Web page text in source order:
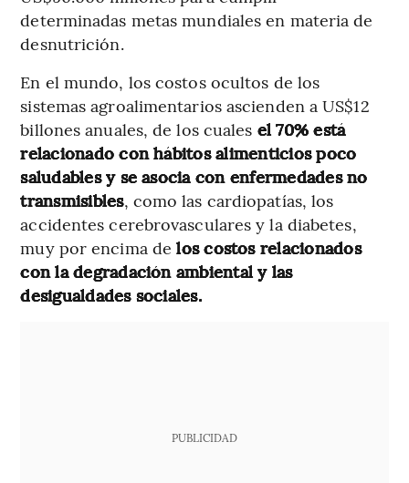
determinadas metas mundiales en materia de
desnutrición.
En el mundo, los costos ocultos de los
sistemas agroalimentarios ascienden a US$12
billones anuales, de los cuales el 70% está
relacionado con hábitos alimenticios poco
saludables y se asocia con enfermedades no
transmisibles, como las cardiopatías, los
accidentes cerebrovasculares y la diabetes,
muy por encima de los costos relacionados
con la degradación ambiental y las
desigualdades sociales.
PUBLICIDAD